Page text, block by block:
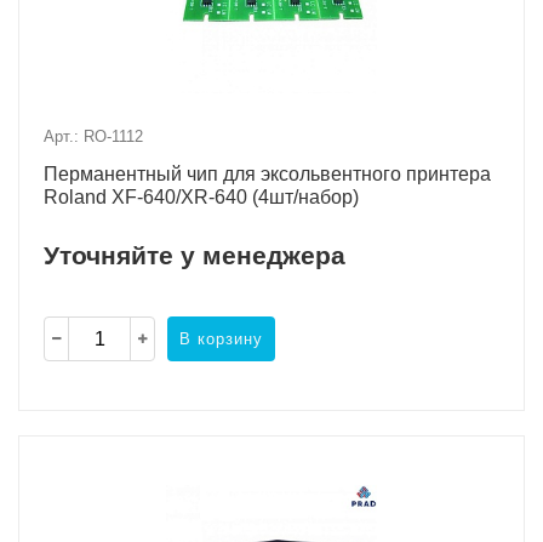
Арт.: RO-1112
Перманентный чип для эксольвентного принтера
Roland XF-640/XR-640 (4шт/набор)
Уточняйте у менеджера
В корзину